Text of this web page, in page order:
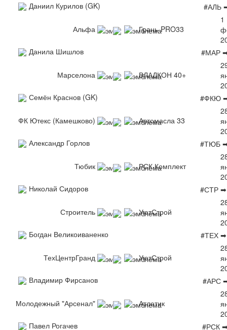
Даниил Курилов (GK)
#АЛЬ
Альфа Грань-PRO33
1
Данила Шишлов
#МАР
Марселона ВЛАДКОН 40+
Семён Краснов (GK)
#ФКЮ
ФК Ютекс (Камешково) Автомасла 33
Александр Горлов
#ТЮБ
Тюбик РСК Комплект
Николай Сидоров
#СТР
Строитель УютСтрой
Богдан Великоиваненко
#ТЕХ
ТехЦентрГранд УютСтрой
Владимир Фирсанов
#АРС
Молодежный "Арсенал" Атлетик
Павел Рогачев
#РСК